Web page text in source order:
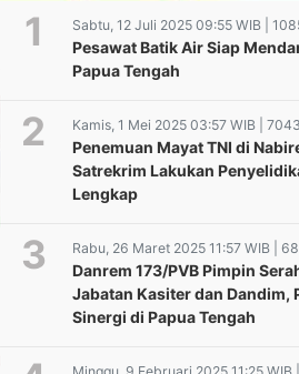
Sabtu, 12 Juli 2025 09:55 WIB |
Pesawat Batik Air Siap
Papua Tengah
Kamis, 1 Mei 2025 03:57 WIB |
Penemuan Mayat TNI di
Satrekrim Lakukan
Lengkap
Rabu, 26 Maret 2025 11:57 WIB |
Danrem 173/PVB Pimpin
Jabatan Kasiter dan Dandim,
Sinergi di Papua Tengah